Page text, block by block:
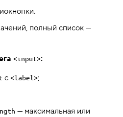
полный список —
<input>:
с <label>;
— максимальная или